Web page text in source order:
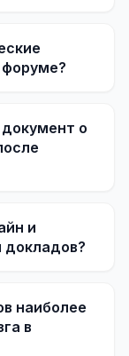
о
и
докладов?
наиболее
в